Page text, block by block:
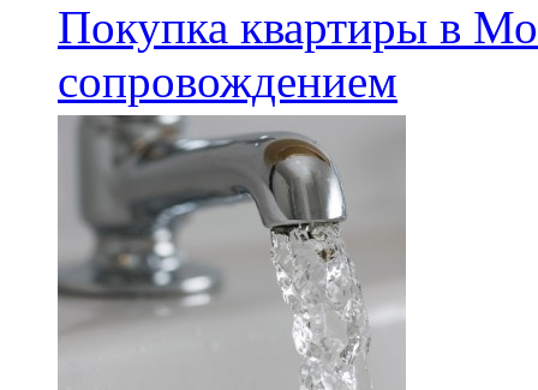
Покупка квартиры в
сопровождением